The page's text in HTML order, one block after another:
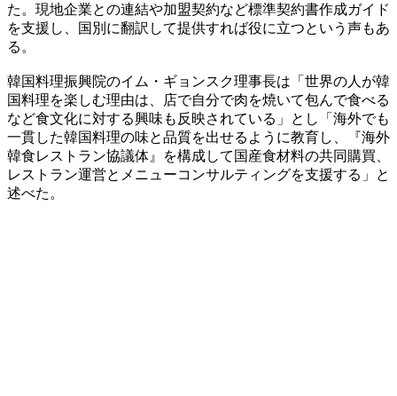
た。現地企業との連結や加盟契約など標準契約書作成ガイド
を支援し、国別に翻訳して提供すれば役に立つという声もあ
る。
韓国料理振興院のイム・ギョンスク理事長は「世界の人が韓
国料理を楽しむ理由は、店で自分で肉を焼いて包んで食べる
など食文化に対する興味も反映されている」とし「海外でも
一貫した韓国料理の味と品質を出せるように教育し、『海外
韓食レストラン協議体』を構成して国産食材料の共同購買、
レストラン運営とメニューコンサルティングを支援する」と
述べた。